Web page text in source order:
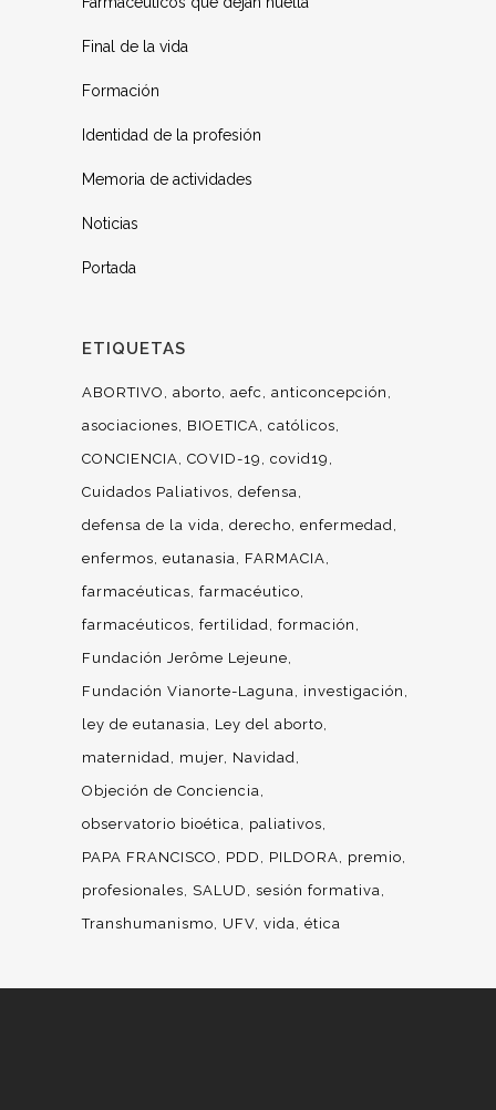
Final de la vida
Formación
Identidad de la profesión
Memoria de actividades
Noticias
Portada
ETIQUETAS
ABORTIVO aborto aefc
anticoncepción
asociaciones
BIOETICA católicos
CONCIENCIA COVID-19
covid19
Cuidados Paliativos defensa
defensa de la vida derecho enfermedad
enfermos eutanasia
FARMACIA
farmacéuticas farmacéutico
farmacéuticos fertilidad formación
Fundación Jerôme Lejeune
Fundación Vianorte-Laguna
investigación
ley de eutanasia
Ley del aborto
maternidad
mujer Navidad
Objeción de Conciencia
observatorio bioética
paliativos
PAPA FRANCISCO
PDD PILDORA
premio
profesionales
SALUD
sesión formativa
Transhumanismo
UFV vida ética